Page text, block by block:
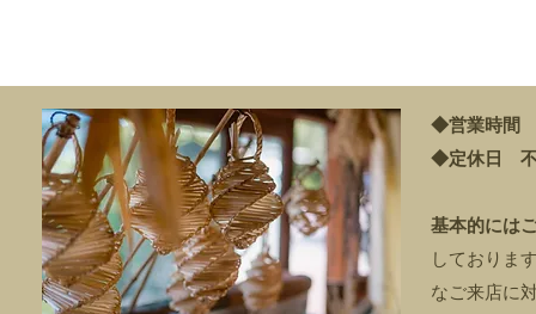
◆営業時
◆定休日 不
基本的には
しておりま
なご来店に